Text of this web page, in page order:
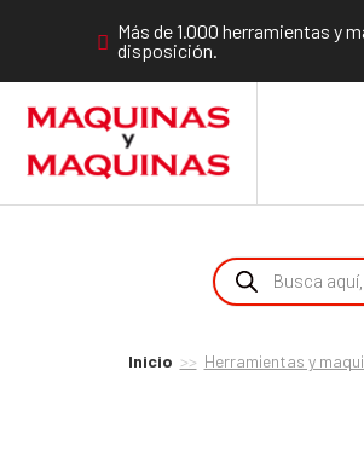
Más de 1.000 herramientas y
disposición.
Inicio Herramientas y